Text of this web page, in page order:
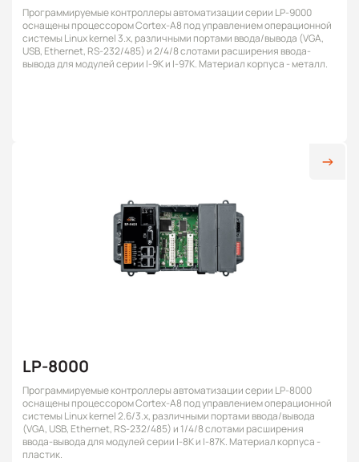
Программируемые контроллеры автоматизации серии LP-9000
оснащены процессором Cortex-A8 под управлением операционной
системы Linux kernel 3.x, различными портами ввода/вывода (VGA,
USB, Ethernet, RS-232/485) и 2/4/8 слотами расширения ввода-
вывода для модулей серии I-9K и I-97K. Материал корпуса - металл.
LP-8000
Программируемые контроллеры автоматизации серии LP-8000
оснащены процессором Cortex-A8 под управлением операционной
системы Linux kernel 2.6/3.x, различными портами ввода/вывода
(VGA, USB, Ethernet, RS-232/485) и 1/4/8 слотами расширения
ввода-вывода для модулей серии I-8K и I-87K. Материал корпуса -
пластик.